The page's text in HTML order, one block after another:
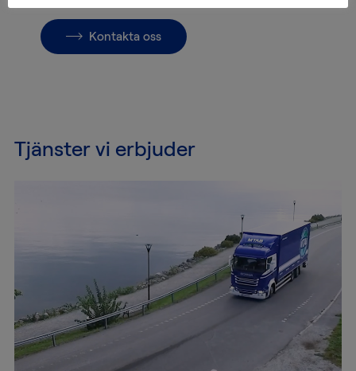
Kontakta oss
Tjänster vi erbjuder